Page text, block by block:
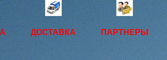
ДОСТАВКА ПАРТНЕРЫ